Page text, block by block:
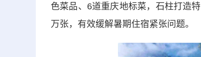
色菜品、6道重庆地标菜，石柱打造
万张，有效缓解暑期住宿紧张问题。